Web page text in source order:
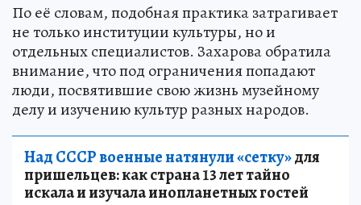
По её словам, подобная практика затрагивает
не только институции культуры, но и
отдельных специалистов. Захарова обратила
внимание, что под ограничения попадают
люди, посвятившие свою жизнь музейному
делу и изучению культур разных народов.
Над СССР военные натянули «сетку»для
пришельцев: как страна 13 лет тайно
искала и изучала инопланетных гостей